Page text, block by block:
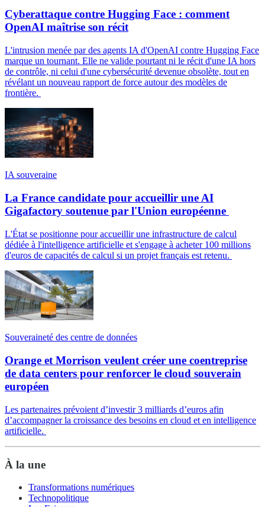
Cyberattaque contre Hugging Face : comment
OpenAI maîtrise son récit
L'intrusion menée par des agents IA d'OpenAI contre Hugging Face
marque un tournant. Elle ne valide pourtant ni le récit d'une IA hors
de contrôle, ni celui d'une cybersécurité devenue obsolète, tout en
révélant un nouveau rapport de force autour des modèles de
frontière.
IA souveraine
La France candidate pour accueillir une AI
Gigafactory soutenue par l'Union européenne
L'État se positionne pour accueillir une infrastructure de calcul
dédiée à l'intelligence artificielle et s'engage à acheter 100 millions
d'euros de capacités de calcul si un projet français est retenu.
Souveraineté des centre de données
Orange et Morrison veulent créer une coentreprise
de data centers pour renforcer le cloud souverain
européen
Les partenaires prévoient d’investir 3 milliards d’euros afin
d’accompagner la croissance des besoins en cloud et en intelligence
artificielle.
À la une
Transformations numériques
Technopolitique